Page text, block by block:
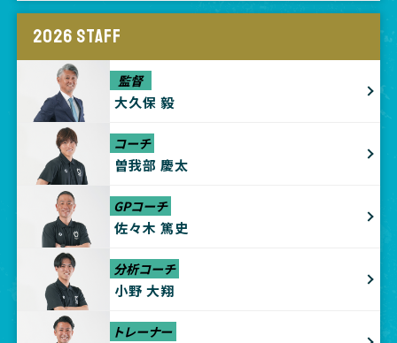
2026 STAFF
監督
大久保 毅
コーチ
曽我部 慶太
GPコーチ
佐々木 篤史
分析コーチ
小野 大翔
トレーナー